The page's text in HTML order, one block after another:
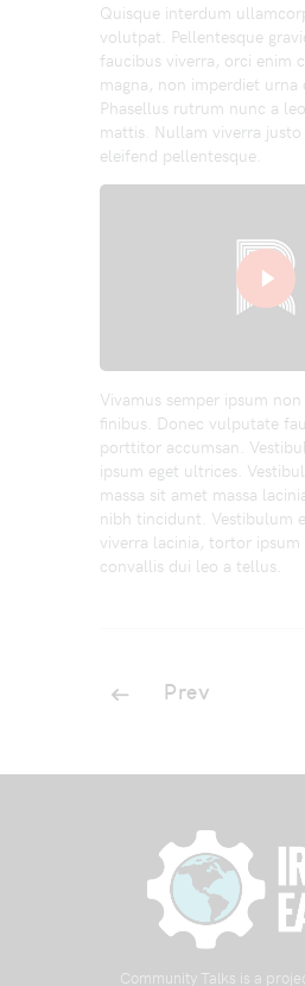
Quisque interdum
volutpat. Pellentesque
faucibus viverra, orci enim
magna, non imperdiet urna
Phasellus rutrum nunc a
mattis. Nullam viverra justo
eleifend pellentesque.
Vivamus semper ipsum
finibus. Donec vulputate
porttitor accumsan.
ipsum eget ultrices.
massa sit amet massa
nibh tincidunt. Vestibulum
viverra lacinia, tortor ipsum
convallis dui leo a tellus.
Prev
Community Talks is a